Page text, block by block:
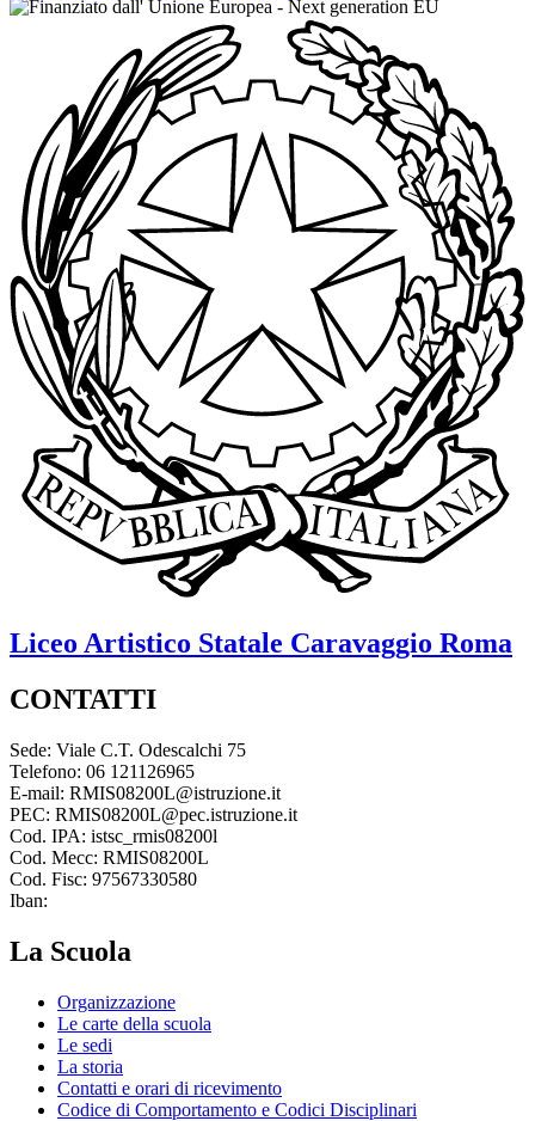
Liceo Artistico Statale Caravaggio Roma
CONTATTI
Sede: Viale C.T. Odescalchi 75
Telefono: 06 121126965
E-mail: RMIS08200L@istruzione.it
PEC: RMIS08200L@pec.istruzione.it
Cod. IPA: istsc_rmis08200l
Cod. Mecc: RMIS08200L
Cod. Fisc: 97567330580
Iban:
La Scuola
Organizzazione
Le carte della scuola
Le sedi
La storia
Contatti e orari di ricevimento
Codice di Comportamento e Codici Disciplinari